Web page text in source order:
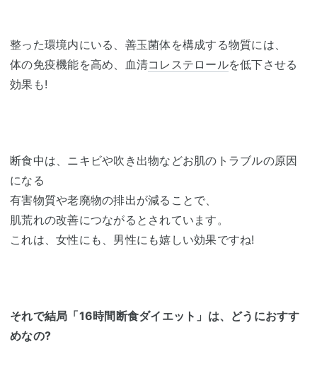
整った環境内にいる、善玉菌体を構成する物質には、
体の免疫機能を高め、血清コレステロールを低下させる
効果も!
断食中は、ニキビや吹き出物などお肌のトラブルの原因
になる
有害物質や老廃物の排出が減ることで、
肌荒れの改善につながるとされています。
これは、女性にも、男性にも嬉しい効果ですね!
それで結局「16時間断食ダイエット」は、どうにおすす
めなの?